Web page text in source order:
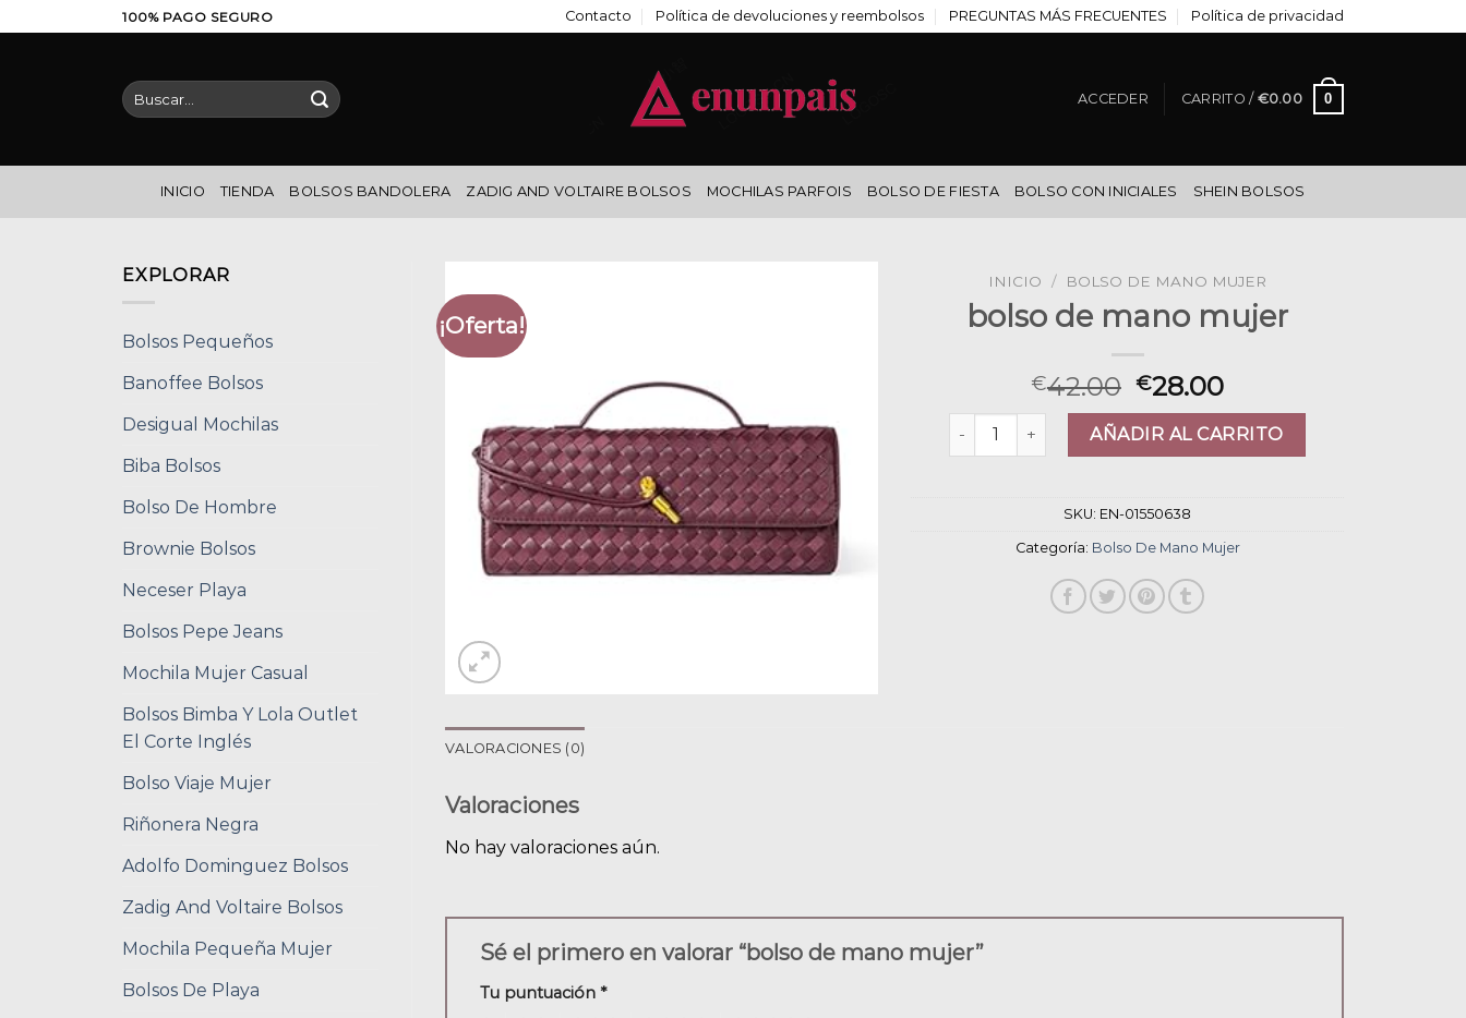
al
100% PAGO SEGURO Contacto Política de devoluciones y reembolsos PREGUNTAS MÁS FRECUENTES Política de privacidad
Buscar
por:
ACCEDER CARRITO / €0.00 0
INICIO TIENDA BOLSOS BANDOLERA ZADIG AND VOLTAIRE BOLSOS MOCHILAS PARFOIS BOLSO DE FIESTA BOLSO CON INICIALES SHEIN BOLSOS
EXPLORAR
Bolsos Pequeños
Banoffee Bolsos
Desigual Mochilas
Biba Bolsos
Bolso De Hombre
Brownie Bolsos
Neceser Playa
Bolsos Pepe Jeans
Mochila Mujer Casual
Bolsos Bimba Y Lola Outlet
El Corte Inglés
Bolso Viaje Mujer
Riñonera Negra
Adolfo Dominguez Bolsos
Zadig And Voltaire Bolsos
Mochila Pequeña Mujer
Bolsos De Playa
¡Oferta!
INICIO / BOLSO DE MANO MUJER
bolso de mano mujer
€42.00 €28.00
bolso de mano mujer cantidadAÑADIR AL CARRITO
SKU: EN-01550638
Categoría: Bolso De Mano Mujer
VALORACIONES (0)
Valoraciones
No hay valoraciones aún.
Sé el primero en valorar “bolso de mano mujer”
Tu puntuación *